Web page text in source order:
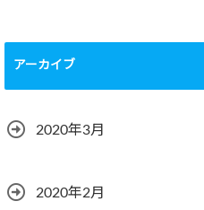
アーカイブ
2020年3月
2020年2月